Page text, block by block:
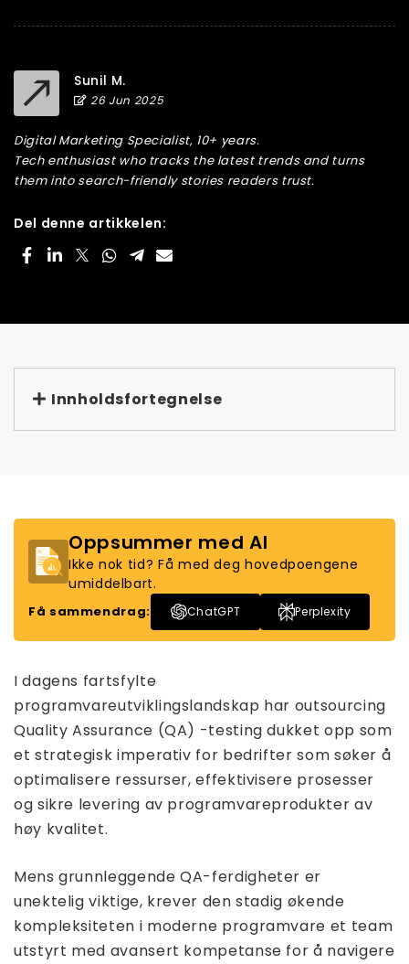
Sunil M.
26 Jun 2025
Digital Marketing Specialist, 10+ years.
Tech enthusiast who tracks the latest trends and turns
them into search-friendly stories readers trust.
Del denne artikkelen:
Innholdsfortegnelse
Oppsummer med AI
Ikke nok tid? Få med deg hovedpoengene
umiddelbart.
Få sammendrag: ChatGPT Perplexity
I dagens fartsfylte
programvareutviklingslandskap har outsourcing
Quality Assurance (QA) -testing dukket opp som
et strategisk imperativ for bedrifter som søker å
optimalisere ressurser, effektivisere prosesser
og sikre levering av programvareprodukter av
høy kvalitet.
Mens grunnleggende QA-ferdigheter er
unektelig viktige, krever den stadig økende
kompleksiteten i moderne programvare et team
utstyrt med avansert kompetanse for å navigere